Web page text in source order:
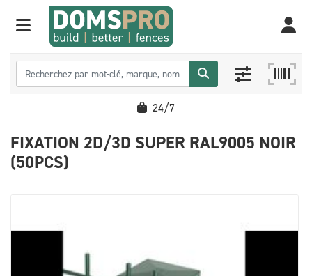
24/7
FIXATION 2D/3D SUPER RAL9005 NOIR
(50PCS)